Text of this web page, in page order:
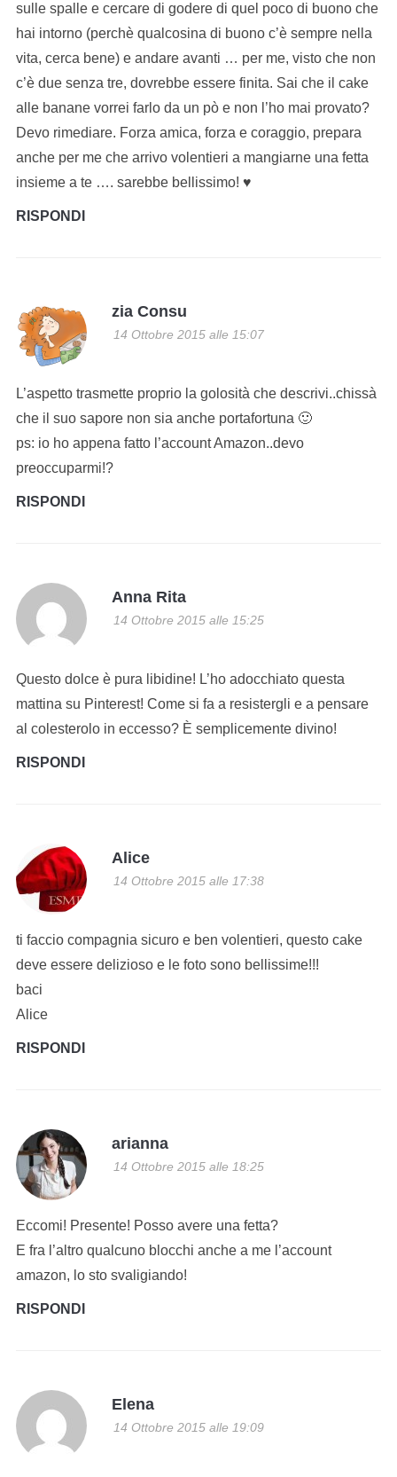
sulle spalle e cercare di godere di quel poco di buono che
hai intorno (perchè qualcosina di buono c’è sempre nella
vita, cerca bene) e andare avanti … per me, visto che non
c’è due senza tre, dovrebbe essere finita. Sai che il cake
alle banane vorrei farlo da un pò e non l’ho mai provato?
Devo rimediare. Forza amica, forza e coraggio, prepara
anche per me che arrivo volentieri a mangiarne una fetta
insieme a te …. sarebbe bellissimo! ♥
RISPONDI
zia Consu
14 Ottobre 2015 alle 15:07
L’aspetto trasmette proprio la golosità che descrivi..chissà
che il suo sapore non sia anche portafortuna 🙂
ps: io ho appena fatto l’account Amazon..devo
preoccuparmi!?
RISPONDI
Anna Rita
14 Ottobre 2015 alle 15:25
Questo dolce è pura libidine! L’ho adocchiato questa
mattina su Pinterest! Come si fa a resistergli e a pensare
al colesterolo in eccesso? È semplicemente divino!
RISPONDI
Alice
14 Ottobre 2015 alle 17:38
ti faccio compagnia sicuro e ben volentieri, questo cake
deve essere delizioso e le foto sono bellissime!!!
baci
Alice
RISPONDI
arianna
14 Ottobre 2015 alle 18:25
Eccomi! Presente! Posso avere una fetta?
E fra l’altro qualcuno blocchi anche a me l’account
amazon, lo sto svaligiando!
RISPONDI
Elena
14 Ottobre 2015 alle 19:09